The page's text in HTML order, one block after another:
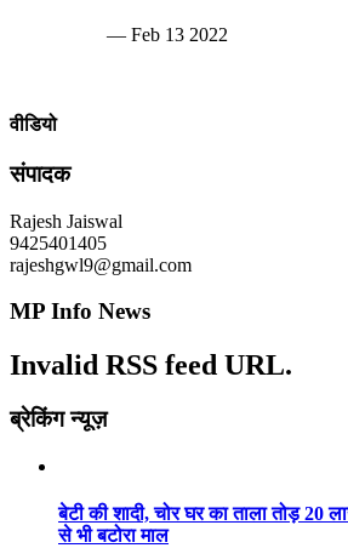
— Feb 13 2022
वीडियो
संपादक
Rajesh Jaiswal
9425401405
rajeshgwl9@gmail.com
MP Info News
Invalid RSS feed URL.
ब्रेकिंग न्यूज़
बेटी की शादी, चोर घर का ताला तोड़
से भी बटोरा माल